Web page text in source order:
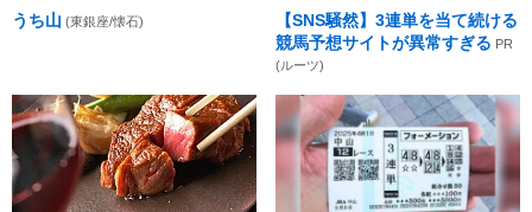
うち山 (東銀座/懐石)
【SNS騒然】3連単を当て続ける
競馬予想サイトが異常すぎる PR
(ルーツ)